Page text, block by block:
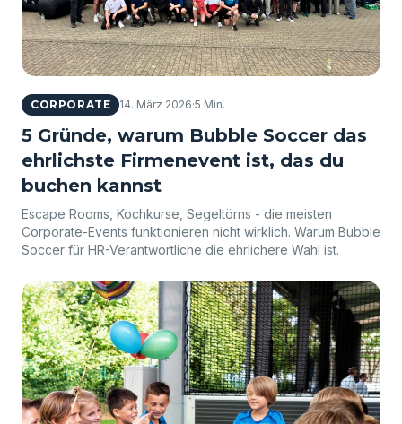
CORPORATE 14. März 2026·5 Min.
5 Gründe, warum Bubble Soccer das
ehrlichste Firmenevent ist, das du
buchen kannst
Escape Rooms, Kochkurse, Segeltörns - die meisten
Corporate-Events funktionieren nicht wirklich. Warum Bubble
Soccer für HR-Verantwortliche die ehrlichere Wahl ist.